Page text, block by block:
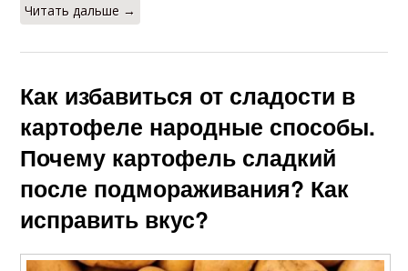
Читать дальше →
Как избавиться от сладости в
картофеле народные способы.
Почему картофель сладкий
после подмораживания? Как
исправить вкус?